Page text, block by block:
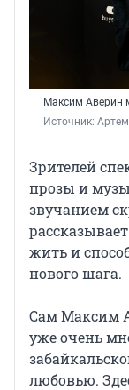
Максим Аверин
Источник:
Зрителей
прозы и
звучанием
жить и
нового шага.
Сам Максим
уже очень
любовью.